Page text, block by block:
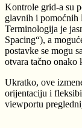
Kontrole grid-a su
glavnih i pomoćnih
Terminologija je
Spacing“), a
postavke se mogu
otvara tačno onako
Ukratko, ove
orijentaciju i
viewportu